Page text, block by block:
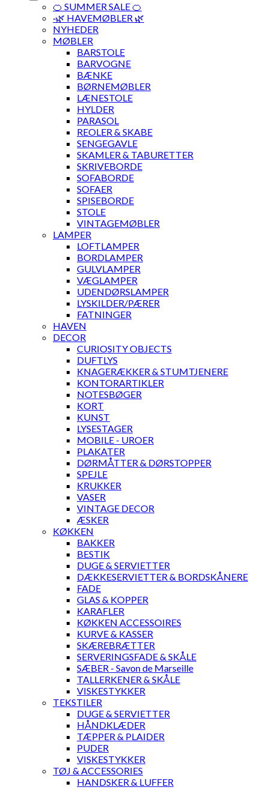
🍊 SUMMER SALE 🍊
·🌿 HAVEMØBLER 🌿
NYHEDER
MØBLER
BARSTOLE
BARVOGNE
BÆNKE
BØRNEMØBLER
LÆNESTOLE
HYLDER
PARASOL
REOLER & SKABE
SENGEGAVLE
SKAMLER & TABURETTER
SKRIVEBORDE
SOFABORDE
SOFAER
SPISEBORDE
STOLE
VINTAGEMØBLER
LAMPER
LOFTLAMPER
BORDLAMPER
GULVLAMPER
VÆGLAMPER
UDENDØRSLAMPER
LYSKILDER/PÆRER
FATNINGER
HAVEN
DECOR
CURIOSITY OBJECTS
DUFTLYS
KNAGERÆKKER & STUMTJENERE
KONTORARTIKLER
NOTESBØGER
KORT
KUNST
LYSESTAGER
MOBILE - UROER
PLAKATER
DØRMÅTTER & DØRSTOPPER
SPEJLE
KRUKKER
VASER
VINTAGE DECOR
ÆSKER
KØKKEN
BAKKER
BESTIK
DUGE & SERVIETTER
DÆKKESERVIETTER & BORDSKÅNERE
FADE
GLAS & KOPPER
KARAFLER
KØKKEN ACCESSOIRES
KURVE & KASSER
SKÆREBRÆTTER
SERVERINGSFADE & SKÅLE
SÆBER - Savon de Marseille
TALLERKENER & SKÅLE
VISKESTYKKER
TEKSTILER
DUGE & SERVIETTER
HÅNDKLÆDER
TÆPPER & PLAIDER
PUDER
VISKESTYKKER
TØJ & ACCESSORIES
HANDSKER & LUFFER